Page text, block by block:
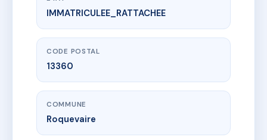
www.vme.plus/AC6754055
LOU FELIBRE / ROQUEVAIRE
19 r marechal foch
IMMATRICULEE_RATTACHEE
CODE POSTAL
13360
COMMUNE
Roquevaire